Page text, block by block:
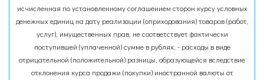
исчисленная по установленному соглашением сторон курсу условных
денежных единиц на дату реализации (оприходования) товаров (работ,
услуг), имущественных прав, не соответствует фактически
поступившей (уплаченной) сумме в рублях; - расходы в виде
отрицательной (положительной) разницы, образующейся вследствие
отклонения курса продажи (покупки) иностранной валюты от